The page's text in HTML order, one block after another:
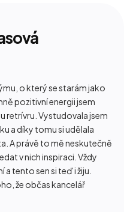
o který se starám jako
pozitivní energii jsem
retrívru. Vystudovala jsem
a díky tomu si udělala
A právě to mě neskutečně
v nich inspiraci. Vždy
tento sen si teď i žiju.
že občas kancelář